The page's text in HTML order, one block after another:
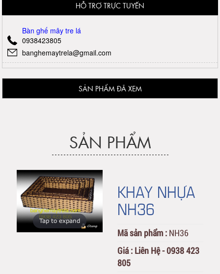
HỖ TRỢ TRỰC TUYẾN
Bàn ghế mây tre lá
0938423805
banghemaytrela@gmail.com
SẢN PHẨM ĐÃ XEM
SẢN PHẨM
Tap to expand
KHAY NHỰA
NH36
Mã sản phẩm : NH36
Giá : Liên Hệ - 0938 423
805